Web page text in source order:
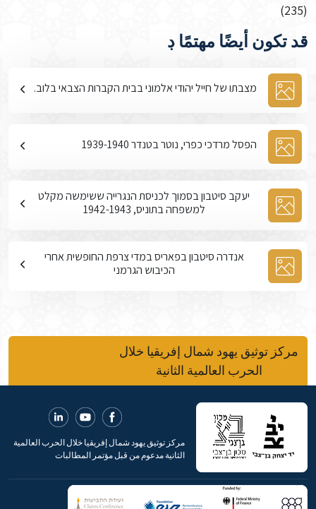
(235)
قد تكون أيضًا مهتمًا ڊ
מצבתו של חייל יהודי אלמוני בבית הקברות הצבאי בלוב.
הפסל מרדכי כפרי, נוטר בטנדר 1939-1940
יעקב סיטבון בסמוך לכניסת הנגרייה ששימשה מקלט
למשפחה בתוניס, 1942-1943
אנדרה סיטבון בפאריס במדי צרפת החופשית אחרי
הכיבוש הגרמני
مركز توثيق يهود شمال إفريقيا خلال
الحرب العالمية الثانية
مركز توثيق يهود شمال إفريقيا خلال الحرب العالمية
الثانية مدعوم من قبل مؤتمر المطالبات